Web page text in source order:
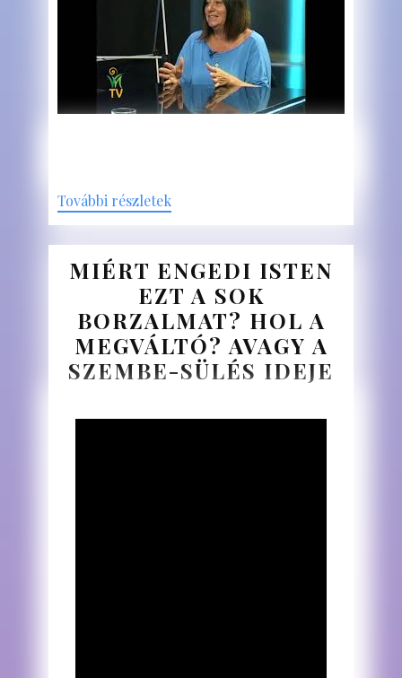
További részletek
MIÉRT ENGEDI ISTEN
EZT A SOK
BORZALMAT? HOL A
MEGVÁLTÓ? AVAGY A
SZEMBE-SÜLÉS IDEJE